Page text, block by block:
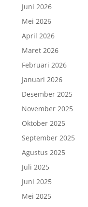
Juni 2026
Mei 2026
April 2026
Maret 2026
Februari 2026
Januari 2026
Desember 2025
November 2025
Oktober 2025
September 2025
Agustus 2025
Juli 2025
Juni 2025
Mei 2025